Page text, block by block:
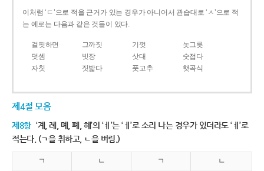
이처럼 ‘ㄷ’으로 적을 근거가 있는 경우가 아니어서 관습대로 ‘ㅅ’으로 적
는 예로는 다음과 같은 것들이 있다.
걸핏하면 그까짓 기껏
놋그릇
덧셈
빗장 삿대
숫접다
자칫
짓밟다 풋고추 햇곡식
제4절 모음
제8항 ‘계, 례, 몌, 폐, 혜’의 ‘ㅖ’는 ‘ㅔ’로 소리 나는 경우가 있더라도 ‘ㅖ’로
적는다. (ㄱ을 취하고, ㄴ을 버림.)
ㄱ ㄴ ㄱ ㄴ